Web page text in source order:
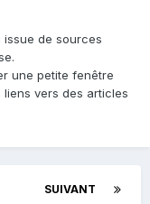
de sources
une petite fenêtre
vers des articles
SUIVANT